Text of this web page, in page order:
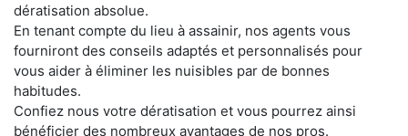
dératisation absolue.
En tenant compte du lieu à assainir, nos agents vous
fourniront des conseils adaptés et personnalisés pour
vous aider à éliminer les nuisibles par de bonnes
habitudes.
Confiez nous votre dératisation et vous pourrez ainsi
bénéficier des nombreux avantages de nos pros.